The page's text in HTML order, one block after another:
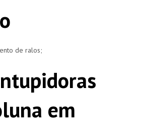
de ralos;
em